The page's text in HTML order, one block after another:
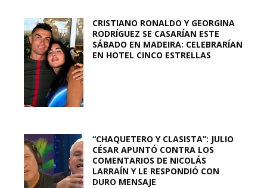
CRISTIANO RONALDO Y GEORGINA
RODRÍGUEZ SE CASARÍAN ESTE
SÁBADO EN MADEIRA: CELEBRARÍAN
EN HOTEL CINCO ESTRELLAS
“CHAQUETERO Y CLASISTA”: JULIO
CÉSAR APUNTÓ CONTRA LOS
COMENTARIOS DE NICOLÁS
LARRAÍN Y LE RESPONDIÓ CON
DURO MENSAJE